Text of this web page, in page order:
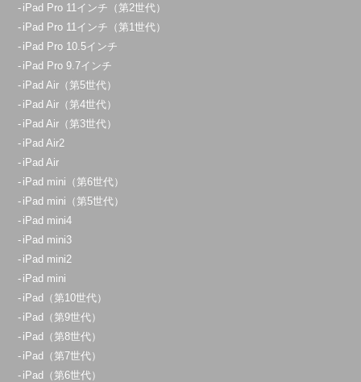
iPad Pro 11インチ（第2世代）
iPad Pro 11インチ（第1世代）
iPad Pro 10.5インチ
iPad Pro 9.7インチ
iPad Air（第5世代）
iPad Air（第4世代）
iPad Air（第3世代）
iPad Air2
iPad Air
iPad mini（第6世代）
iPad mini（第5世代）
iPad mini4
iPad mini3
iPad mini2
iPad mini
iPad（第10世代）
iPad（第9世代）
iPad（第8世代）
iPad（第7世代）
iPad（第6世代）